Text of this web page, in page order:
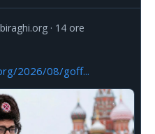
14 ore
2026/08/goff...